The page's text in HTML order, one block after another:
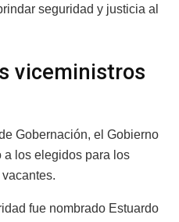
seguridad y justicia al
viceministros
Gobernación, el Gobierno
a los elegidos para los
fue nombrado Estuardo